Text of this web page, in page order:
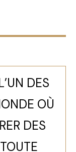
DES
OÙ
DES